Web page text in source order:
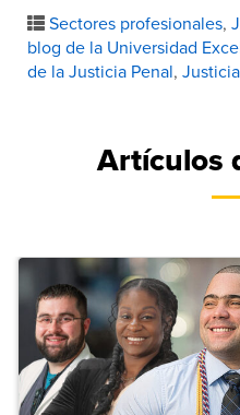
Sectores profesionales,
blog de la Universidad
de la Justicia Penal,
Artículos